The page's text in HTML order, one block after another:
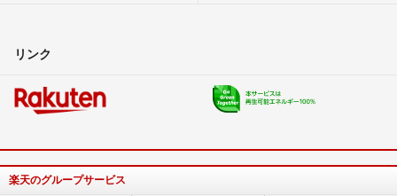
リンク
楽天のグループサービス